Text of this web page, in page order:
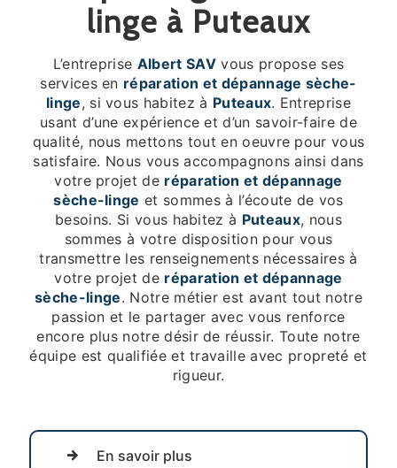
linge à Puteaux
L’entreprise Albert SAVvous propose ses
services en réparation et dépannage sèche-
linge, si vous habitez à Puteaux. Entreprise
usant d’une expérience et d’un savoir-faire de
qualité, nous mettons tout en oeuvre pour vous
satisfaire. Nous vous accompagnons ainsi dans
votre projet de réparation et dépannage
sèche-linge et sommes à l’écoute de vos
besoins. Si vous habitez à Puteaux, nous
sommes à votre disposition pour vous
transmettre les renseignements nécessaires à
votre projet de réparation et dépannage
sèche-linge. Notre métier est avant tout notre
passion et le partager avec vous renforce
encore plus notre désir de réussir. Toute notre
équipe est qualifiée et travaille avec propreté et
rigueur.
En savoir plus